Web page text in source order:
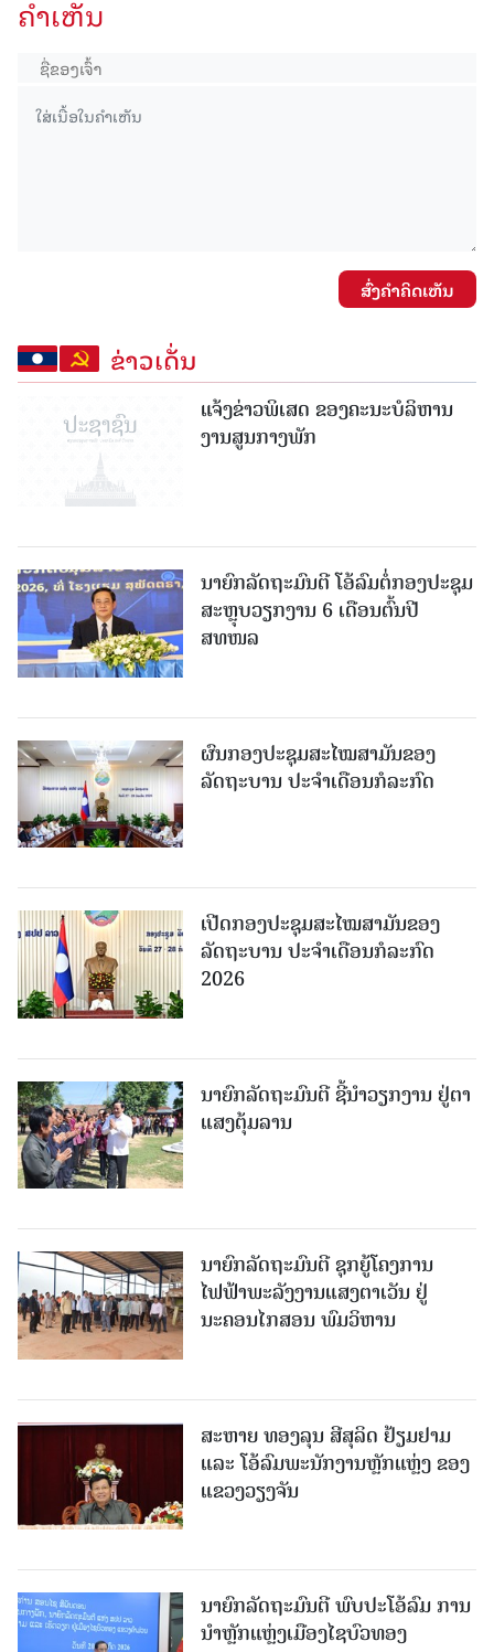
ຄໍາເຫັນ
ສົ່ງຄໍາຄິດເຫັນ
ຂ່າວເດັ່ນ
ແຈ້ງຂ່າວພິເສດ ຂອງຄະນະບໍລິຫານ
ງານສູນກາງພັກ
ນາຍົກລັດຖະມົນຕີ ໂອ້ລົມຕໍ່ກອງປະຊຸມ
ສະຫຼຸບວຽກງານ 6 ເດືອນຕົ້ນປີ
ສທໜລ
ຜົນກອງປະຊຸມສະໄໝສາມັນຂອງ
ລັດຖະບານ ປະຈຳເດືອນກໍລະກົດ
ເປີດກອງປະຊຸມສະໄໝສາມັນຂອງ
ລັດຖະບານ ປະຈໍາເດືອນກໍລະກົດ
2026
ນາຍົກລັດຖະມົນຕີ ຊີ້ນຳວຽກງານ ຢູ່ຕາ
ແສງຕຸ້ມລານ
ນາຍົກລັດຖະມົນຕີ ຊຸກຍູ້ໂຄງການ
ໄຟຟ້າພະລັງງານແສງຕາເວັນ ຢູ່
ນະຄອນໄກສອນ ພົມວິຫານ
ສະຫາຍ ທອງລຸນ ສີສຸລິດ ຢ້ຽມຢາມ
ແລະ ໂອ້ລົມພະນັກງານຫຼັກແຫຼ່ງ ຂອງ
ແຂວງວຽງຈັນ
ນາຍົກລັດຖະມົນຕີ ພົບປະໂອ້ລົມ ການ
ນຳຫຼັກແຫຼ່ງເມືອງໄຊບົວທອງ